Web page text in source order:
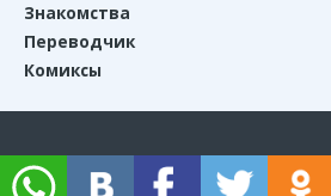
Знакомства
Переводчик
Комиксы